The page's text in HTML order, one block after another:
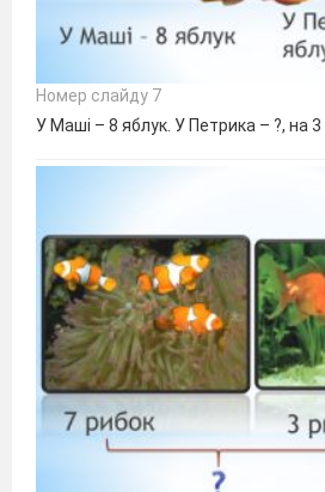
Номер слайду 7
У Маші – 8 яблук. У Петрика – ?, на